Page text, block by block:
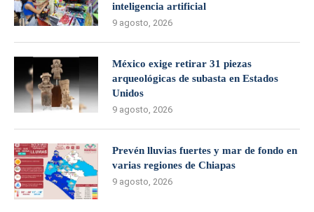
inteligencia artificial
9 agosto, 2026
México exige retirar 31 piezas
arqueológicas de subasta en Estados
Unidos
9 agosto, 2026
Prevén lluvias fuertes y mar de fondo en
varias regiones de Chiapas
9 agosto, 2026